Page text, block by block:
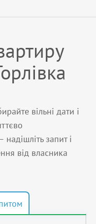
вільні дати і
запит і
від власника